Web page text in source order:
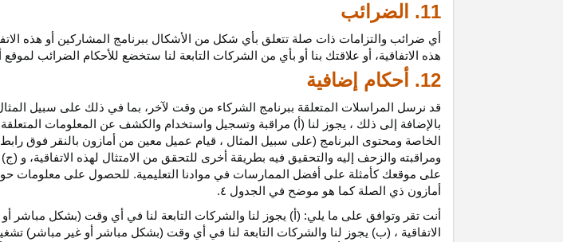
11. الضرائب
أي ضرائب والتزامات ذات صلة تتعلق بأي شكل من الأشكال ببرنامج المشاركين أو هذه
هذه الاتفاقية، أو علاقتك بنا أو بأي من الشركات التابعة لنا ستخضع للأحكام الضرائب لموقع
12. أحكام إضافية
قد نرسل المراسلات المتعلقة ببرنامج الشركاء من وقت لآخر، بما في ذلك على سبيل المثال
بالإضافة إلى ذلك ، يجوز لنا (أ) مراقبة وتسجيل واستخدام والكشف عن المعلومات
الخاصة ومحتوى البرنامج (على سبيل المثال ، قيام عميل معين من أمازون بالنقر
ومراقبته والزحف إليه والتحقيق فيه بطريقة أخرى للتحقق من الامتثال لهذه الاتفاقية،
على موقعك كأمثلة على أفضل الممارسات في موادنا التعليمية. للحصول على معلومات
أمازون ذي الصلة كما هو موضح في الجدول ٤.
أنت تقر وتوافق على ما يلي: (أ) يجوز لنا والشركات التابعة لنا في أي وقت (بشكل
الاتفاقية ، (ب) يجوز لنا والشركات التابعة لنا في أي وقت (بشكل مباشر أو غير مباشر)